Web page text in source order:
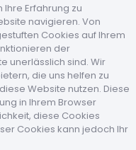
Erfahrung zu
navigieren. Von
Cookies auf Ihrem
der
unerlässlich sind. Wir
die uns helfen zu
Website nutzen. Diese
in Ihrem Browser
diese Cookies
Cookies kann jedoch Ihr